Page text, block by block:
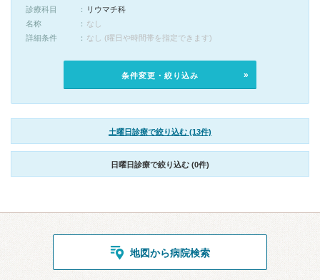
診療科目
リウマチ科
名称
なし
詳細条件
なし (曜日や時間帯を指定できます)
条件変更・絞り込み
土曜日診療で絞り込む (13件)
日曜日診療で絞り込む (0件)
地図から病院検索